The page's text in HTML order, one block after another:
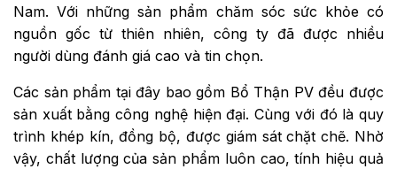
Nam. Với những sản phẩm chăm sóc sức khỏe có
nguồn gốc từ thiên nhiên, công ty đã được nhiều
người dùng đánh giá cao và tin chọn.
Các sản phẩm tại đây bao gồm Bổ Thận PV đều được
sản xuất bằng công nghệ hiện đại. Cùng với đó là quy
trình khép kín, đồng bộ, được giám sát chặt chẽ. Nhờ
vậy, chất lượng của sản phẩm luôn cao, tính hiệu quả